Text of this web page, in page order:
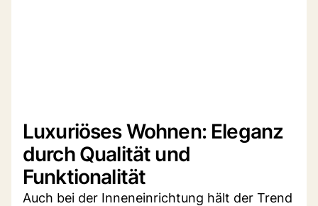
Luxuriöses Wohnen: Eleganz
durch Qualität und
Funktionalität
Auch bei der Inneneinrichtung hält der Trend